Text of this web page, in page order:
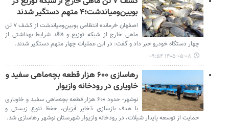
بویین‌ومیاندشت؛۴ متهم دستگیر شدند
اصفهان -فرمانده انتظامی بویین‌ومیاندشت از کشف ۷ تن
ماهی خارج از شبکه توزیع و فاقد شرایط بهداشتی از
چهار دستگاه خودرو خبر داد و گفت: در این عملیات چهار متهم دستگیر شدند.
۱۴۰۵-۰۵-۰۸ ۰۹:۵۴
رهاسازی ۶۰۰ هزار قطعه بچه‌ماهی سفید و
خاویاری در رودخانه وازیوار
نوشهر- حدود ۶۰۰ هزار قطعه بچه‌ماهی سفید و خاویاری
با هدف بازسازی ذخایر آبزیان، حفظ تنوع زیستی و
حمایت از توسعه پایدار شیلات، در رودخانه وازیوار شهرستان نوشهر رهاسازی شد.